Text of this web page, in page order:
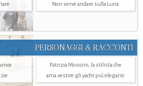
Non serve andare sulla Luna
PERSONAGGI & RACCONTI
Patrizia Mosconi, la stilista che
ama vestire gli yacht più eleganti